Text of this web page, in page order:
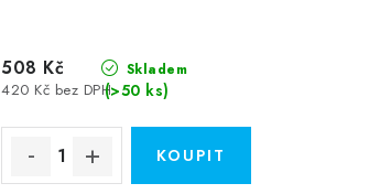
Skladem
(>50 ks)
420 Kč bez DPH
508 Kč